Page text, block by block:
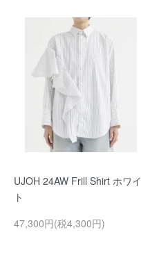
UJOH 24AW Frill Shirt ホワイ
ト
47,300円(税4,300円)